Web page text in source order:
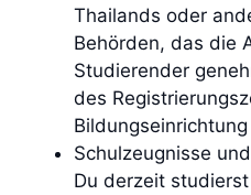
Thailands oder
Behörden, das die
Studierender
des
Bildungseinrichtung
Schulzeugnisse
Du derzeit studierst